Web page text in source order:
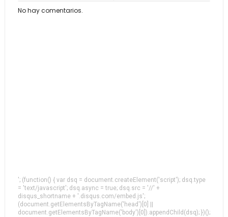
No hay comentarios.
'; (function() { var dsq = document.createElement('script'); dsq.type
= 'text/javascript'; dsq.async = true; dsq.src = '//' +
disqus_shortname + '.disqus.com/embed.js';
(document.getElementsByTagName('head')[0] ||
document.getElementsByTagName('body')[0]).appendChild(dsq); })();